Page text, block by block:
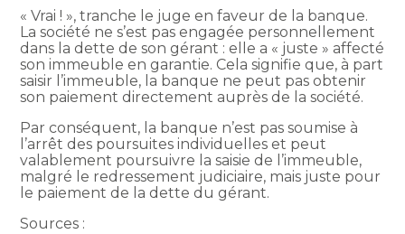
« Vrai ! », tranche le juge en faveur de la banque.
La société ne s’est pas engagée personnellement
dans la dette de son gérant : elle a « juste » affecté
son immeuble en garantie. Cela signifie que, à part
saisir l’immeuble, la banque ne peut pas obtenir
son paiement directement auprès de la société.
Par conséquent, la banque n’est pas soumise à
l’arrêt des poursuites individuelles et peut
valablement poursuivre la saisie de l’immeuble,
malgré le redressement judiciaire, mais juste pour
le paiement de la dette du gérant.
Sources :